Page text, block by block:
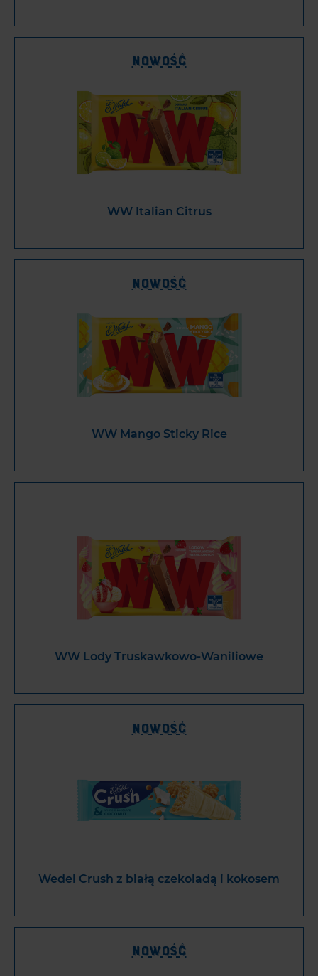
Nowość
WW Italian Citrus
Nowość
WW Mango Sticky Rice
WW Lody Truskawkowo-Waniliowe
Nowość
Wedel Crush z białą czekoladą i kokosem
Nowość